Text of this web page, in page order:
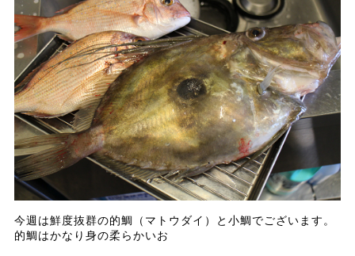
今週は鮮度抜群の的鯛（マトウダイ）と小鯛でございます。
的鯛はかなり身の柔らかいお